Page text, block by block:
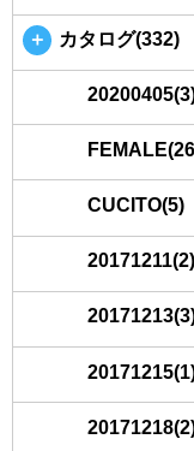
＋ カタログ(332)
CUCITO(5)
20171211(2)